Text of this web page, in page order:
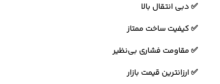
✅ دبی انتقال بالا
✅ کیفیت ساخت ممتاز
✅ مقاومت فشاری بی‌نظیر
✅ ارزانترین قیمت بازار